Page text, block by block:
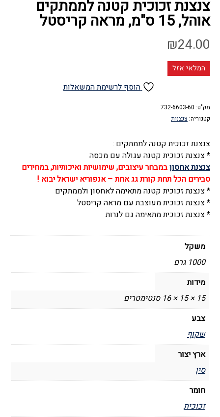
צנצנת זכוכית קטנה לממתקים
אוהל, 15 ס"מ, מראה קריסטל
₪24.00
המלאי אזל
הוסף לרשימת המשאלות
מק"ט: 732-6603-60
קטגוריה: צנצנות
צנצנת זכוכית קטנה לממתקים :
* צנצנת זכוכית קטנה עגולה עם מכסה
צנצנת אחסוןבמבחר עיצובים, שימושיות ואיכותיות, במחירים
סבירים הכל תחת קורת גג אחת – אנפוריא ישראל יבוא !
* צנצנת זכוכית קטנה מתאימה לאחסון ולממתקים
* צנצנת זכוכית מעוצבת עם מראה קריסטל
* צנצנת זכוכית מתאימה גם לנרות
משקל
1000 גרם
מידות
15 × 15 × 16 סנטימטרים
צבע
שקוף
ארץ יצור
סין
חומר
זכוכית